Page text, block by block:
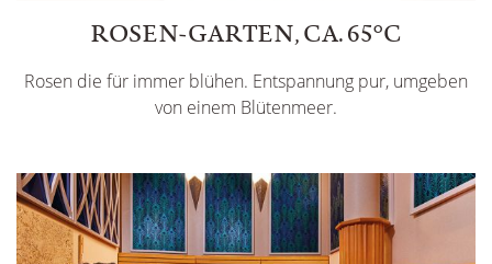
ROSEN-GARTEN, CA. 65°C
Rosen die für immer blühen. Entspannung pur, umgeben
von einem Blütenmeer.